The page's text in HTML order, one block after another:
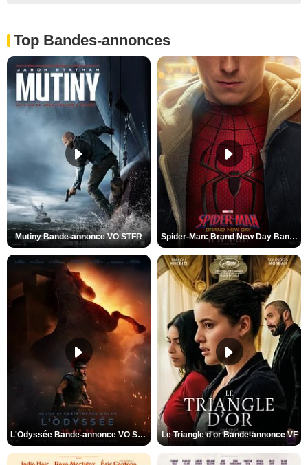
Top Bandes-annonces
Mutiny Bande-annonce VO STFR Spider-Man: Brand New Day Bande-annonce VO STFR
L'Odyssée Bande-annonce VO STFR Le Triangle d'or Bande-annonce VF